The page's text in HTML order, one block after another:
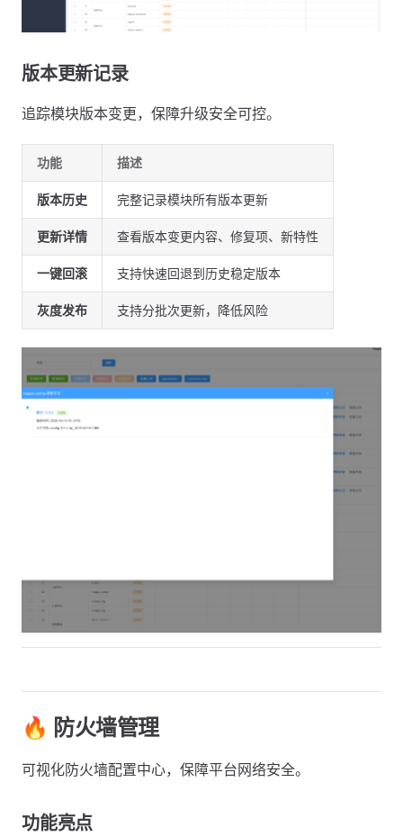
版本更新记录
追踪模块版本变更，保障升级安全可控。
功能 描述
版本历史 完整记录模块所有版本更新
更新详情 查看版本变更内容、修复项、新特性
一键回滚 支持快速回退到历史稳定版本
灰度发布 支持分批次更新，降低风险
🔥 防火墙管理
可视化防火墙配置中心，保障平台网络安全。
功能亮点